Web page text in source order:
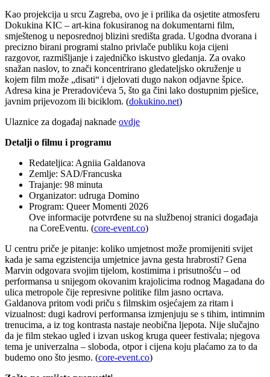
Kao projekcija u srcu Zagreba, ovo je i prilika da osjetite atmosferu
Dokukina KIC – art-kina fokusiranog na dokumentarni film,
smještenog u neposrednoj blizini središta grada. Ugodna dvorana i
precizno birani programi stalno privlače publiku koja cijeni
razgovor, razmišljanje i zajedničko iskustvo gledanja. Za ovako
snažan naslov, to znači koncentrirano gledateljsko okruženje u
kojem film može „disati“ i djelovati dugo nakon odjavne špice.
Adresa kina je Preradovićeva 5, što ga čini lako dostupnim pješice,
javnim prijevozom ili biciklom. (dokukino.net)
Ulaznice za događaj naknade ovdje
Detalji o filmu i programu
Redateljica: Agniia Galdanova
Zemlje: SAD/Francuska
Trajanje: 98 minuta
Organizator: udruga Domino
Program: Queer Momenti 2026
Ove informacije potvrđene su na službenoj stranici događaja
na CoreEventu. (core-event.co)
U centru priče je pitanje: koliko umjetnost može promijeniti svijet
kada je sama egzistencija umjetnice javna gesta hrabrosti? Gena
Marvin odgovara svojim tijelom, kostimima i prisutnošću – od
performansa u snijegom okovanim krajolicima rodnog Magadana do
ulica metropole čije represivne politike film jasno ocrtava.
Galdanova pritom vodi priču s filmskim osjećajem za ritam i
vizualnost: dugi kadrovi performansa izmjenjuju se s tihim, intimnim
trenucima, a iz tog kontrasta nastaje neobična ljepota. Nije slučajno
da je film stekao ugled i izvan uskog kruga queer festivala; njegova
tema je univerzalna – sloboda, otpor i cijena koju plaćamo za to da
budemo ono što jesmo. (core-event.co)